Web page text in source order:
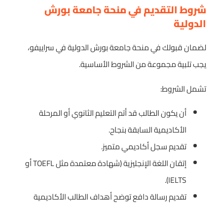
شروط التقديم في منحة جامعة بورش
الدولية
لضمان قبولك في منحة جامعة بورش الدولية في سراييفو،
يجب تلبية مجموعة من الشروط الأساسية.
تشمل الشروط:
أن يكون الطالب قد أتم التعليم الثانوي أو المرحلة
الأكاديمية السابقة بنجاح.
تقديم سجل أكاديمي متميز.
إتقان اللغة الإنجليزية (شهادة معتمدة مثل TOEFL أو
IELTS).
تقديم رسالة دافع توضح أهداف الطالب الأكاديمية